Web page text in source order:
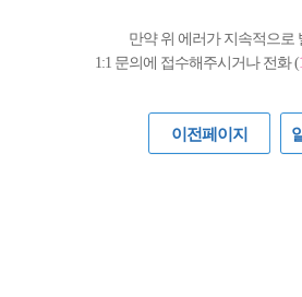
만약 위 에러가 지속적으로
1:1 문의에 접수해주시거나 전화 (
이전페이지